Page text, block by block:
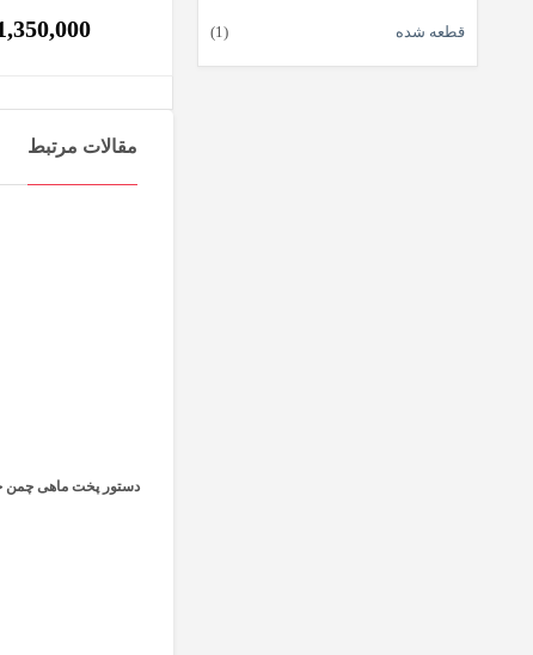
قطعه شده (1)
مقالات مرتبط
دستور پخت ماهی